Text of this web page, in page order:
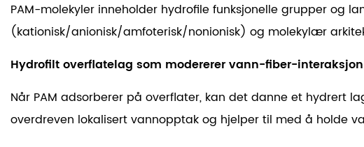
PAM-molekyler inneholder hydrofile funksjonelle grupper og
(kationisk/anionisk/amfoterisk/nonionisk) og molekylær
Hydrofilt overflatelag som modererer vann-fiber-interaksjon
Når PAM adsorberer på overflater, kan det danne et hydrert
overdreven lokalisert vannopptak og hjelper til med å holde